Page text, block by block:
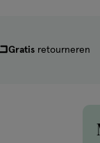
Gratis retourneren